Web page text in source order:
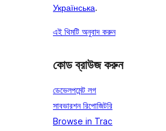
Українська.
এই থিমটি অনুবাদ করুন
কোড ব্রাউজ করুন
ডেভেলপমেন্ট লগ
সাবভারশন রিপোজিটরি
Browse in Trac